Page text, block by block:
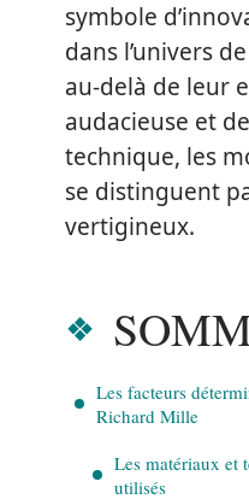
symbole
dans l’univers
au-delà de leur
audacieuse et
technique, les
se distinguent
vertigineux.
Les facteurs
Richard Mille
Les matériaux et
utilisés